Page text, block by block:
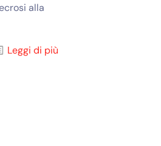
alla
Leggi di più